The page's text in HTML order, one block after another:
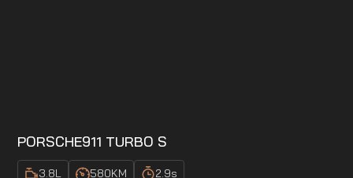
PORSCHE911 TURBO S
3.8L 580KM 2.9s